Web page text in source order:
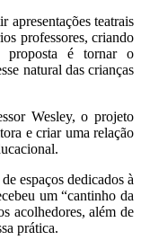
apresentações teatrais
professores, criando
proposta é tornar o
natural das crianças
Wesley, o projeto
e criar uma relação
espaços dedicados à
um “cantinho da
acolhedores, além de
prática.